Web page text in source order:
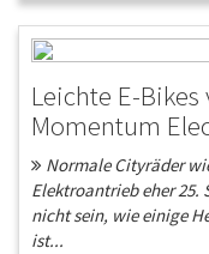
Leichte E-
Momentum
Normale Cityräder
Elektroantrieb eher 25.
nicht sein, wie einige
ist...